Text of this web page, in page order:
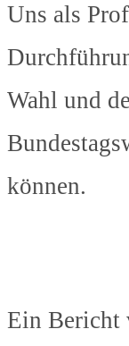
Uns als
Wahl und
können.
Ein Bericht